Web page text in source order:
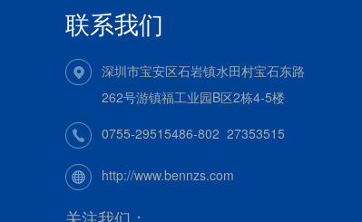
联系我们
深圳市宝安区石岩镇水田村宝石东路
262号游镇福工业园B区2栋4-5楼
0755-29515486-802 27353515
http://www.bennzs.com